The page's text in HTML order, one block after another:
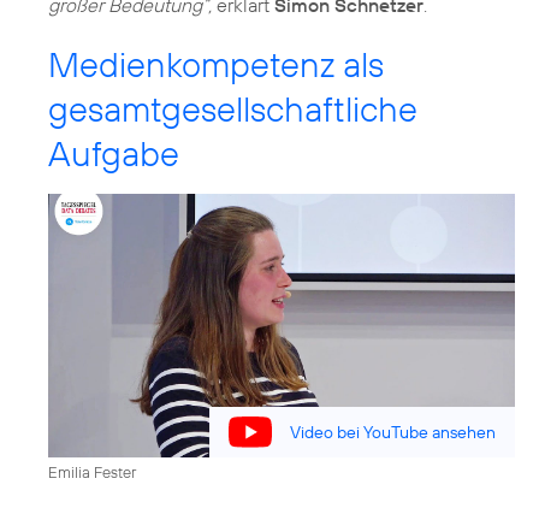
großer Bedeutung“, erklärt Simon Schnetzer
Medienkompetenz als
gesamtgesellschaftliche
Aufgabe
Video bei YouTube ansehen
Emilia Fester